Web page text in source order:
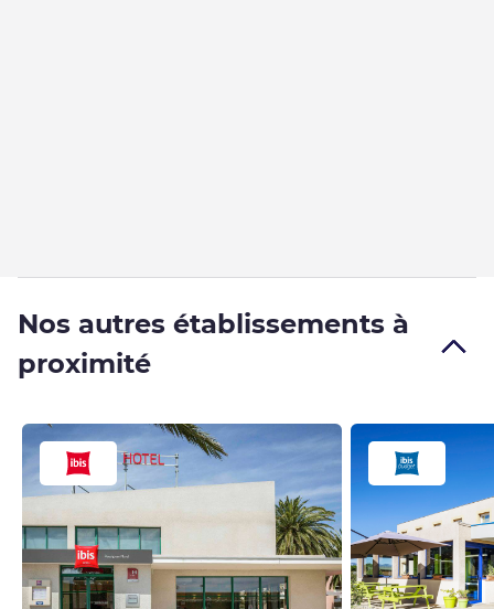
Nos autres établissements à
proximité